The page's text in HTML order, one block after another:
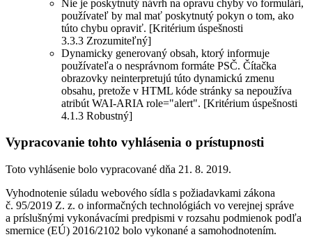
Nie je poskytnutý návrh na opravu chyby vo formulári,
používateľ by mal mať poskytnutý pokyn o tom, ako
túto chybu opraviť. [Kritérium úspešnosti
3.3.3 Zrozumiteľný]
Dynamicky generovaný obsah, ktorý informuje
používateľa o nesprávnom formáte PSČ. Čítačka
obrazovky neinterpretujú túto dynamickú zmenu
obsahu, pretože v HTML kóde stránky sa nepoužíva
atribút WAI-ARIA role="alert". [Kritérium úspešnosti
4.1.3 Robustný]
Vypracovanie tohto vyhlásenia o prístupnosti
Toto vyhlásenie bolo vypracované dňa 21. 8. 2019.
Vyhodnotenie súladu webového sídla s požiadavkami zákona
č. 95/2019 Z. z. o informačných technológiách vo verejnej správe
a príslušnými vykonávacími predpismi v rozsahu podmienok podľa
smernice (EÚ) 2016/2102 bolo vykonané a samohodnotením.